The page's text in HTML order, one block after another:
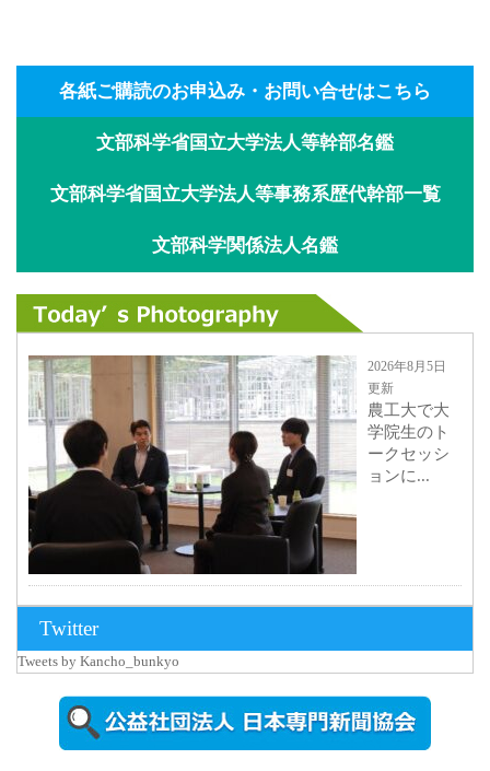
各紙ご購読のお申込み・お問い合せはこちら
文部科学省国立大学法人等幹部名鑑
文部科学省国立大学法人等事務系歴代幹部一覧
文部科学関係法人名鑑
2026年8月5日
更新
農工大で大
学院生のト
ークセッシ
ョンに...
ォトスポッ
ト （8...
Twitter
Tweets by Kancho_bunkyo